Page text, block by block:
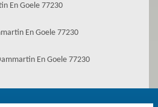
En Goele 77230
En Goele 77230
En Goele 77230